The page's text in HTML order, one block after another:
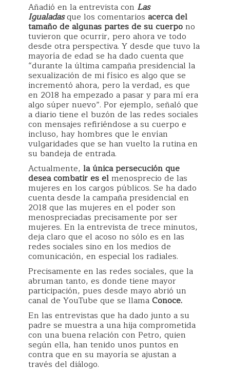
Añadió en la entrevista con Las
Igualadasque los comentarios acerca del
tamaño de algunas partes de su cuerpono
tuvieron que ocurrir, pero ahora ve todo
desde otra perspectiva. Y desde que tuvo la
mayoría de edad se ha dado cuenta que
“durante la última campaña presidencial la
sexualización de mi físico es algo que se
incrementó ahora, pero la verdad, es que
en 2018 ha empezado a pasar y para mí era
algo súper nuevo”. Por ejemplo, señaló que
a diario tiene el buzón de las redes sociales
con mensajes refiriéndose a su cuerpo e
incluso, hay hombres que le envían
vulgaridades que se han vuelto la rutina en
su bandeja de entrada.
Actualmente, la única persecución que
desea combatir es elmenosprecio de las
mujeres en los cargos públicos. Se ha dado
cuenta desde la campaña presidencial en
2018 que las mujeres en el poder son
menospreciadas precisamente por ser
mujeres. En la entrevista de trece minutos,
deja claro que el acoso no sólo es en las
redes sociales sino en los medios de
comunicación, en especial los radiales.
Precisamente en las redes sociales, que la
abruman tanto, es donde tiene mayor
participación, pues desde mayo abrió un
canal de YouTube que se llamaConoce.
En las entrevistas que ha dado junto a su
padre se muestra a una hija comprometida
con una buena relación con Petro, quien
según ella, han tenido unos puntos en
contra que en su mayoría se ajustan a
través del diálogo.